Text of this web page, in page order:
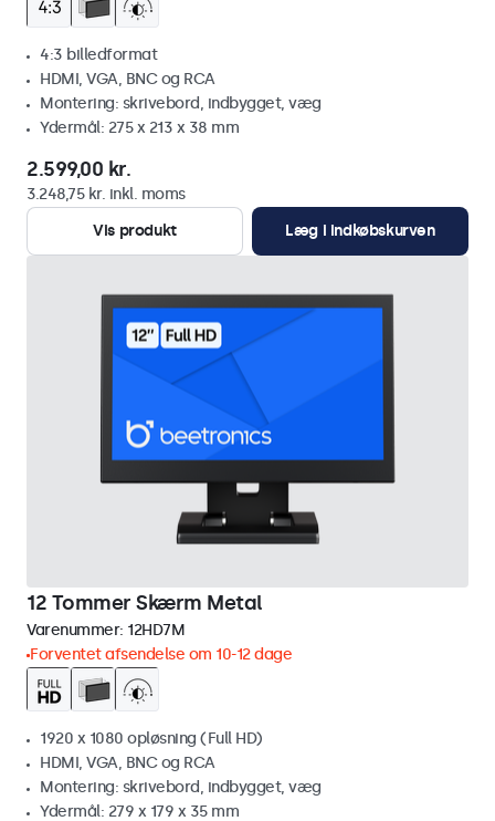
4:3 billedformat
HDMI, VGA, BNC og RCA
Montering: skrivebord, indbygget, væg
Ydermål: 275 x 213 x 38 mm
2.599,00 kr.
3.248,75 kr. inkl. moms
Vis produkt
Læg i indkøbskurven
12 Tommer Skærm Metal
Varenummer: 12HD7M
Forventet afsendelse om 10-12 dage
1920 x 1080 opløsning (Full HD)
HDMI, VGA, BNC og RCA
Montering: skrivebord, indbygget, væg
Ydermål: 279 x 179 x 35 mm